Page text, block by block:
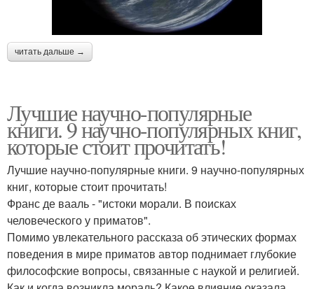
читать дальше →
Лучшие научно-популярные
книги. 9 научно-популярных книг,
которые стоит прочитать!
Лучшие научно-популярные книги. 9 научно-популярных
книг, которые стоит прочитать!
Франс де вааль - "истоки морали. В поисках
человеческого у приматов".
Помимо увлекательного рассказа об этических формах
поведения в мире приматов автор поднимает глубокие
философские вопросы, связанные с наукой и религией.